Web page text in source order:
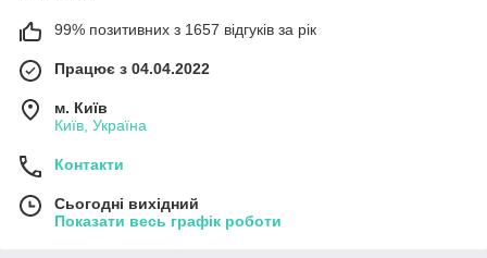
99% позитивних з 1657 відгуків за рік
Працює з 04.04.2022
м. Київ
Київ, Україна
Контакти
Сьогодні вихідний
Показати весь графік роботи